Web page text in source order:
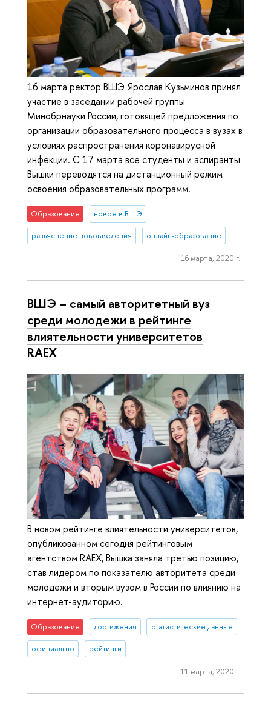
16 марта ректор ВШЭ Ярослав Кузьминов принял
участие в заседании рабочей группы
Минобрнауки России, готовящей предложения по
организации образовательного процесса в вузах в
условиях распространения коронавирусной
инфекции. С 17 марта все студенты и аспиранты
Вышки переводятся на дистанционный режим
освоения образовательных программ.
Образование новое в ВШЭ
разъяснение нововведения онлайн-образование
16 марта, 2020 г.
ВШЭ – самый авторитетный вуз
среди молодежи в рейтинге
влиятельности университетов
RAEX
В новом рейтинге влиятельности университетов,
опубликованном сегодня рейтинговым
агентством RAEX, Вышка заняла третью позицию,
став лидером по показателю авторитета среди
молодежи и вторым вузом в России по влиянию на
интернет-аудиторию.
Образование достижения статистические данные
официально рейтинги
11 марта, 2020 г.